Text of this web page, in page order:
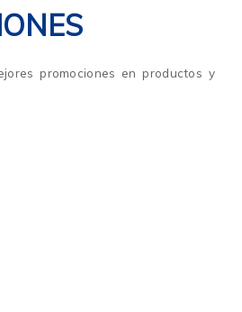
promociones en productos y